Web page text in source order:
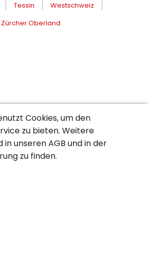
Tessin
Westschweiz
Zürcher Oberland
Cookies, um den
zu bieten. Weitere
in unserenAGB und in der
zu finden.